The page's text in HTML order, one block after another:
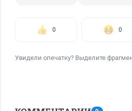
0 0
Увидели опечатку? Выделите